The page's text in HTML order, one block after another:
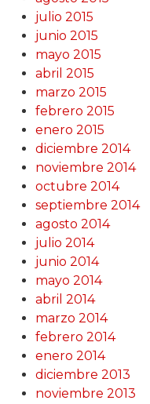
julio 2015
junio 2015
mayo 2015
abril 2015
marzo 2015
febrero 2015
enero 2015
diciembre 2014
noviembre 2014
octubre 2014
septiembre 2014
agosto 2014
julio 2014
junio 2014
mayo 2014
abril 2014
marzo 2014
febrero 2014
enero 2014
diciembre 2013
noviembre 2013